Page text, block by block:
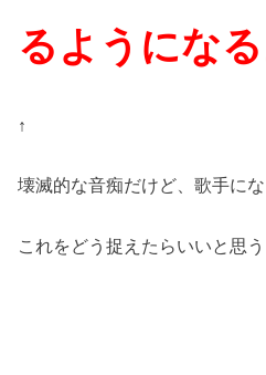
るようになる
↑
壊滅的な音痴だけど、歌手に
これをどう捉えたらいいと思う